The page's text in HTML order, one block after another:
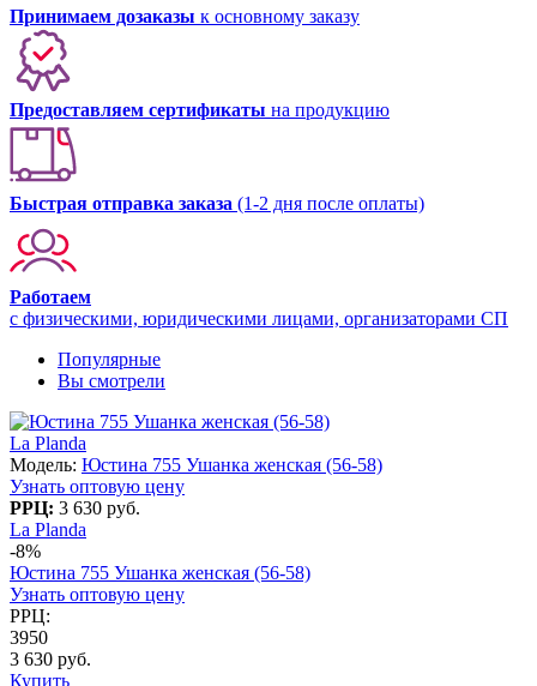
Принимаем дозаказы к основному заказу
Предоставляем сертификаты на продукцию
Быстрая отправка заказа (1-2 дня после оплаты)
Работаем
с физическими, юридическими лицами, организаторами СП
Популярные
Вы смотрели
La Planda
Модель: Юстина 755 Ушанка женская (56-58)
Узнать оптовую цену
РРЦ: 3 630 руб.
La Planda
-8%
Юстина 755 Ушанка женская (56-58)
Узнать оптовую цену
РРЦ:
3950
3 630 руб.
Купить